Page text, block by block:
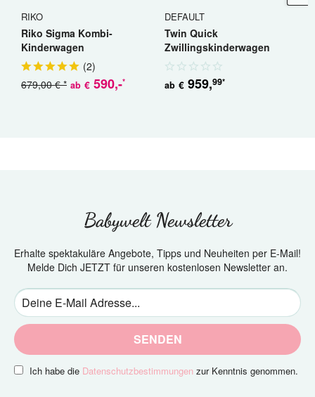
RIKO
Riko Sigma Kombi-
Kinderwagen
(2)
ab € 590,-*
679,00 € *
DEFAULT
Twin Quick
Zwillingskinderwagen
Geschwisterwagen
ab € 959,99*
Babywelt Newsletter
Erhalte spektakuläre Angebote, Tipps und Neuheiten per E-Mail!
Melde Dich JETZT für unseren kostenlosen Newsletter an.
SENDEN
Ich habe die Datenschutzbestimmungen zur Kenntnis genommen.